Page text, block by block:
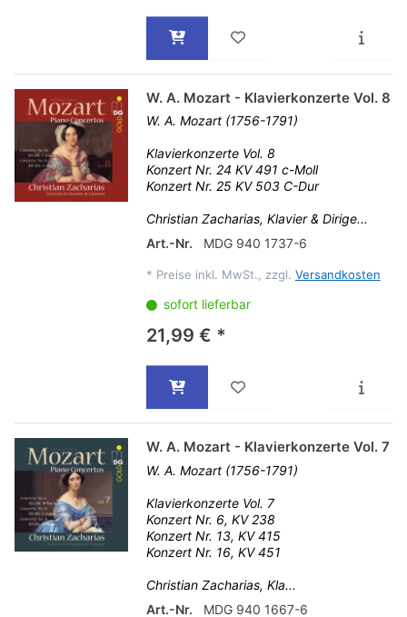
W. A. Mozart - Klavierkonzerte Vol. 8
W. A. Mozart (1756-1791)
Klavierkonzerte Vol. 8
Konzert Nr. 24 KV 491 c-Moll
Konzert Nr. 25 KV 503 C-Dur
Christian Zacharias, Klavier & Dirige...
Art.-Nr.
MDG 940 1737-6
* Preise inkl. MwSt., zzgl. Versandkosten
sofort lieferbar
21,99 € *
W. A. Mozart - Klavierkonzerte Vol. 7
W. A. Mozart (1756-1791)
Klavierkonzerte Vol. 7
Konzert Nr. 6, KV 238
Konzert Nr. 13, KV 415
Konzert Nr. 16, KV 451
Christian Zacharias, Kla...
Art.-Nr.
MDG 940 1667-6